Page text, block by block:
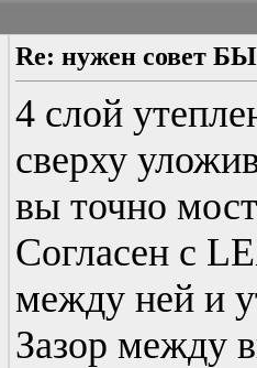
Re: нужен совет
4 слой
сверху
вы точно
Согласен с
между ней и
Зазор между